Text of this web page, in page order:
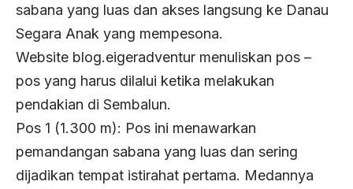
sabana yang luas dan akses langsung ke Danau
Segara Anak yang mempesona.
Website blog.eigeradventur menuliskan pos –
pos yang harus dilalui ketika melakukan
pendakian di Sembalun.
Pos 1 (1.300 m): Pos ini menawarkan
pemandangan sabana yang luas dan sering
dijadikan tempat istirahat pertama. Medannya